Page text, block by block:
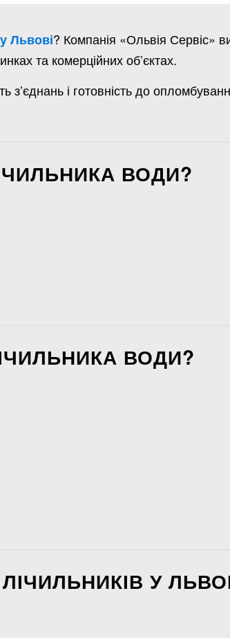
Львові? Компанія «Ольвія Сервіс»
та комерційних об’єктах.
і готовність до
ВОДИ?
ВОДИ?
У